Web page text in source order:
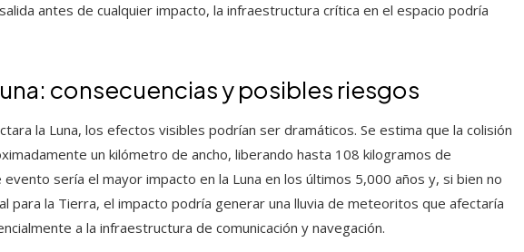
antes de cualquier impacto, la infraestructura crítica en el espacio podría
consecuencias y posibles riesgos
la Luna, los efectos visibles podrían ser dramáticos. Se estima que la colisión
un kilómetro de ancho, liberando hasta 108 kilogramos de
sería el mayor impacto en la Luna en los últimos 5,000 años y, si bien no
para la Tierra, el impacto podría generar una lluvia de meteoritos que afectaría
a la infraestructura de comunicación y navegación.